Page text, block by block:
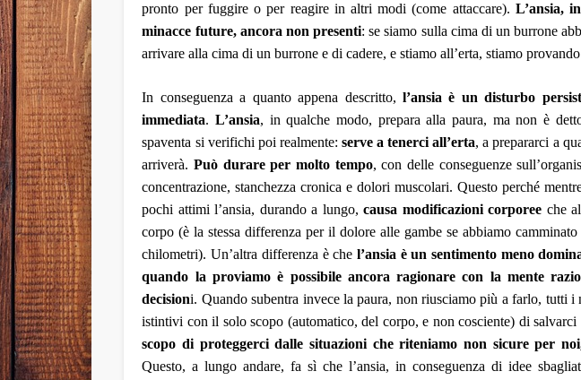
pronto per fuggire o per reagire in altri modi (come attaccare). L’ansia,
minacce future, ancora non presenti: se siamo sulla cima di un burrone
arrivare alla cima di un burrone e di cadere, e stiamo all’erta, stiamo
In conseguenzaa quanto appena descritto, l’ansia è un disturbo
immediata.L’ansia, in qualche modo, prepara alla paura, ma non è
spaventa si verifichi poi realmente: serve a tenerci all’erta, a prepararci a
arriverà.Può durare per molto tempo,con delle conseguenze
concentrazione, stanchezza cronica e dolori muscolari. Questo perché
pochi attimi l’ansia, durando a lungo,causa modificazioni corporee che
corpo (è la stessa differenza per il dolore alle gambe se abbiamo
chilometri). Un’altra differenza è che l’ansia è un sentimento meno
quando la proviamo è possibile ancora ragionare con la mente
decisioni. Quando subentra invece la paura, non riusciamo più a farlo, tutti i
istintivi con il solo scopo (automatico, del corpo, e non cosciente) di salvarci
scopo di proteggercidalle situazioni che riteniamo non sicure per noi
Questo, a lungo andare, fa sì che l’ansia, in conseguenza di idee